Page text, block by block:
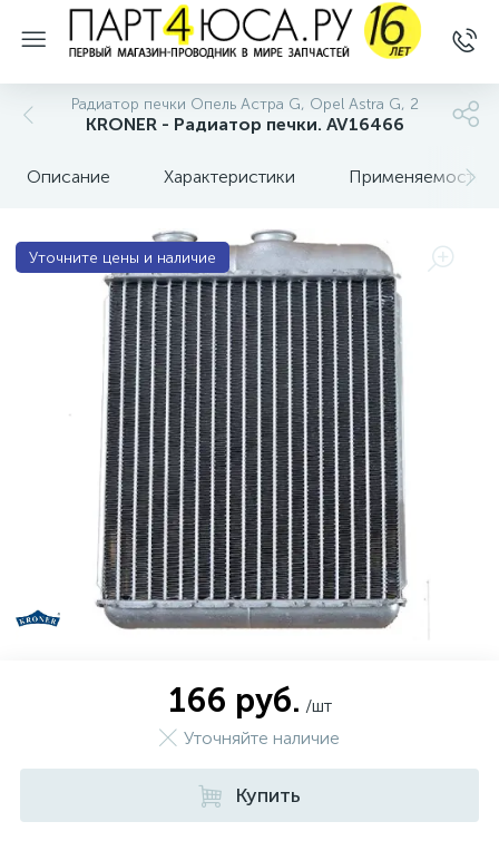
Радиатор печки Опель Астра G, Opel Astra G, 2
KRONER - Радиатор печки. AV16466
Описание Характеристики Применяемость
Уточните цены и наличие
166 руб. /шт
Уточняйте наличие
Купить